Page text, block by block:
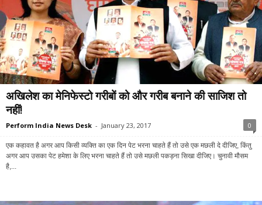
अखिलेश का मेनिफेस्टो गरीबों को और गरीब बनाने की साजिश तो
नहीं!
Perform India News Desk - January 23, 2017 0
एक कहावत है अगर आप किसी व्यक्ति का एक दिन पेट भरना चाहते हैं तो उसे एक मछली दे दीजिए, किंतु
अगर आप उसका पेट हमेशा के लिए भरना चाहते हैं तो उसे मछली पकड़ना सिखा दीजिए। चुनावी मौसम
है,...